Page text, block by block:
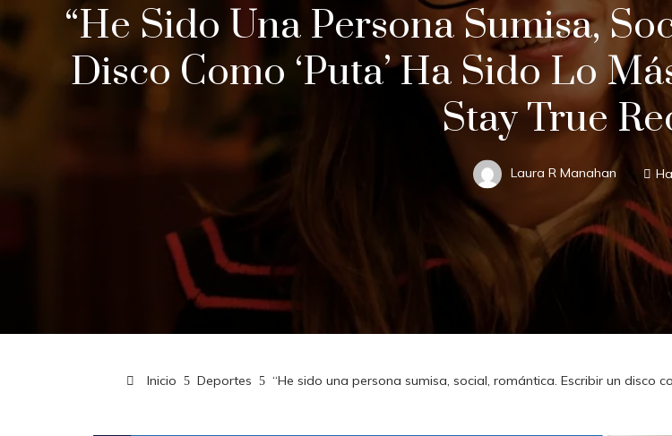
“He Sido Una Persona Sumisa,
Disco Como ‘Puta’ Ha Sido Lo
Stay True
Laura R Manahan
Inicio Deportes “He sido una persona sumisa, social, romántica. Escribir un disco